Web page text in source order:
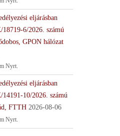
eljárásban
6/2026. számú
GPON hálózat
Nyrt.
eljárásban
10/2026. számú
FTTH 2026-08-06
Nyrt.